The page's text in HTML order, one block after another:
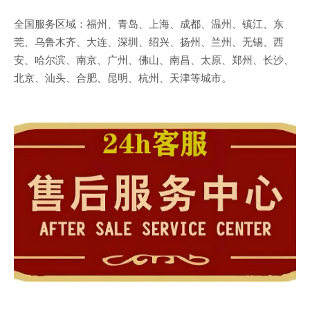
全国服务区域：福州、青岛、上海、成都、温州、镇江、东
莞、乌鲁木齐、大连、深圳、绍兴、扬州、兰州、无锡、西
安、哈尔滨、南京、广州、佛山、南昌、太原、郑州、长沙、
北京、汕头、合肥、昆明、杭州、天津等城市。